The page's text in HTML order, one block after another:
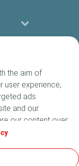
the aim of
user experience,
ads
and our
our content over
legislation,
at any time